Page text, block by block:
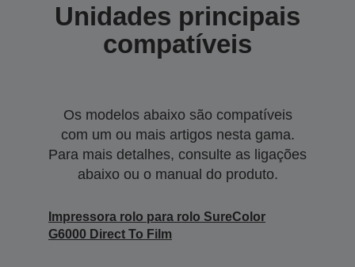
Unidades principais
compatíveis
Os modelos abaixo são compatíveis
com um ou mais artigos nesta gama.
Para mais detalhes, consulte as ligações
abaixo ou o manual do produto.
Impressora rolo para rolo SureColor
G6000 Direct To Film